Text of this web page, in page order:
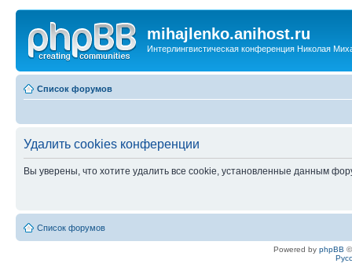
mihajlenko.anihost.ru
Интерлингвистическая конференция Николая
Список форумов
Удалить cookies конференции
Вы уверены, что хотите удалить все cookie, установленные данным
Список форумов
Powered by phpBB